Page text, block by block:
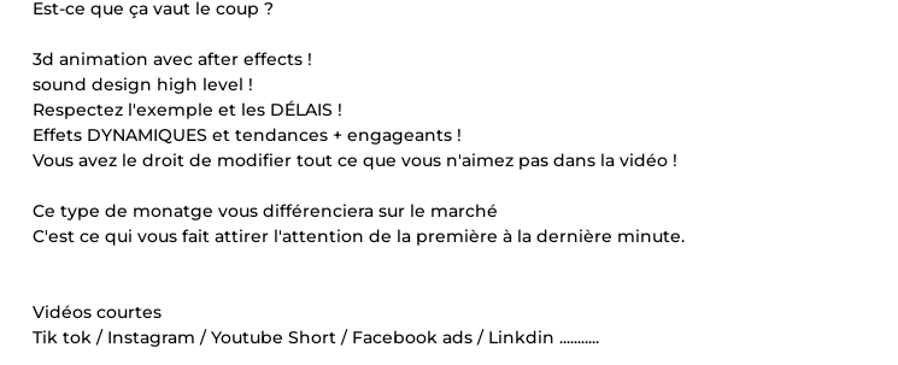
Est-ce que ça vaut le coup ?
3d animation avec after effects !
sound design high level !
Respectez l'exemple et les DÉLAIS !
Effets DYNAMIQUES et tendances + engageants !
Vous avez le droit de modifier tout ce que vous n'aimez pas dans la vidéo !
Ce type de monatge vous différenciera sur le marché
C'est ce qui vous fait attirer l'attention de la première à la dernière minute.
Vidéos courtes
Tik tok / Instagram / Youtube Short / Facebook ads / Linkdin ...........